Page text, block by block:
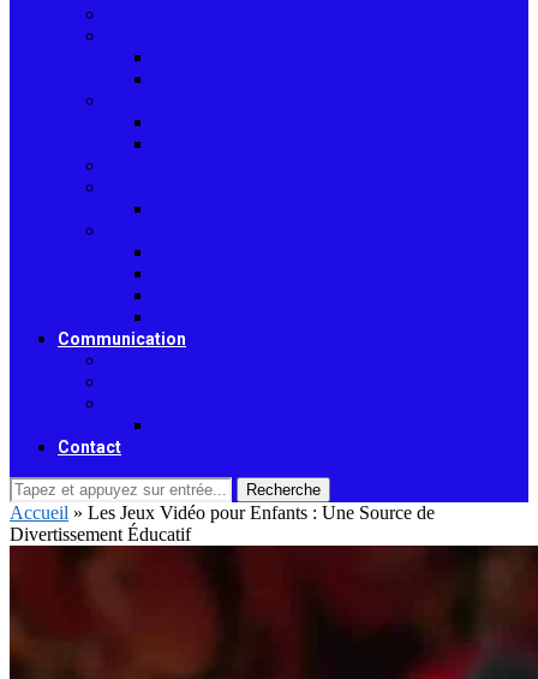
Communication
Contact
Recherche
Accueil » Les Jeux Vidéo pour Enfants : Une Source de
Divertissement Éducatif